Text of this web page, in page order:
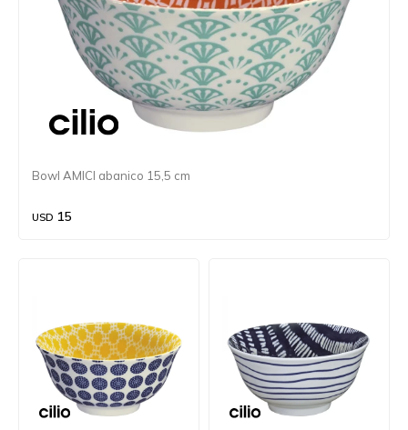
Bowl AMICI abanico 15,5 cm
USD 15